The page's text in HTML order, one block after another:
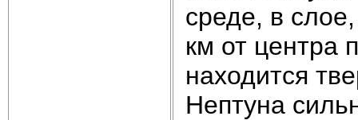
среде, в
км от центра
находится
Нептуна